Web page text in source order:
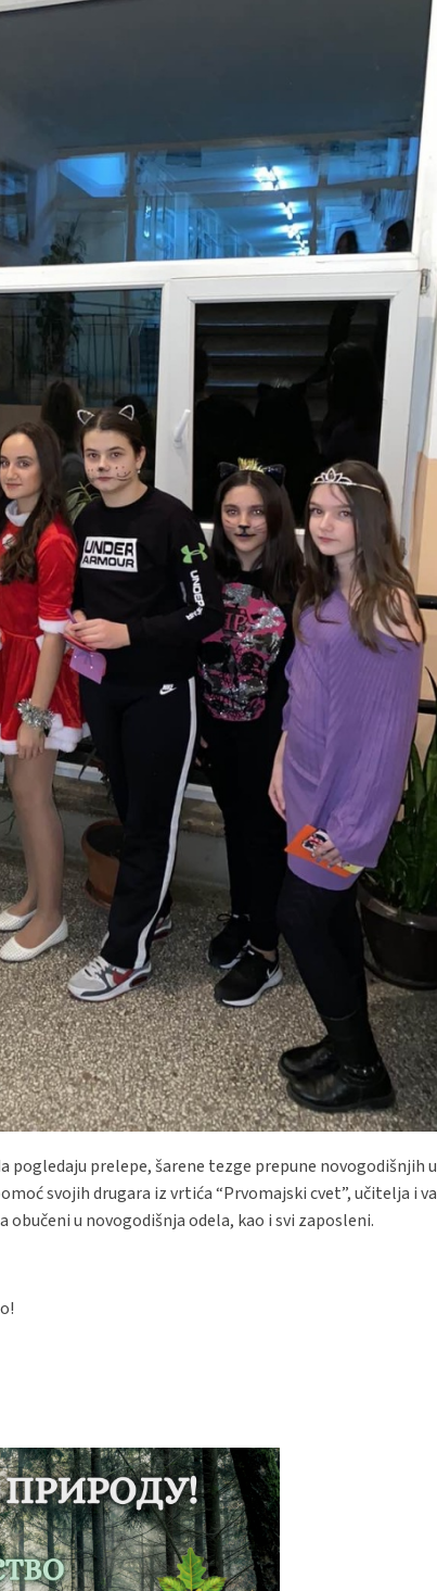
prelepe, šarene tezge prepune novogodišnjih
svojih drugara iz vrtića “Prvomajski cvet”, učitelja i
obučeni u novogodišnja odela, kao i svi zaposleni.